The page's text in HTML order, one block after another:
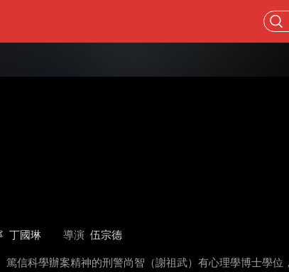
丁國琳 導演 伍宗德
信科學辦案精神的刑警尚智（謝祖武）有心理學博士學位